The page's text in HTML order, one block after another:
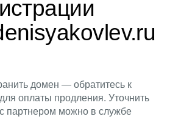
домен — обратитесь к
оплаты продления. Уточнить
партнером можно в службе